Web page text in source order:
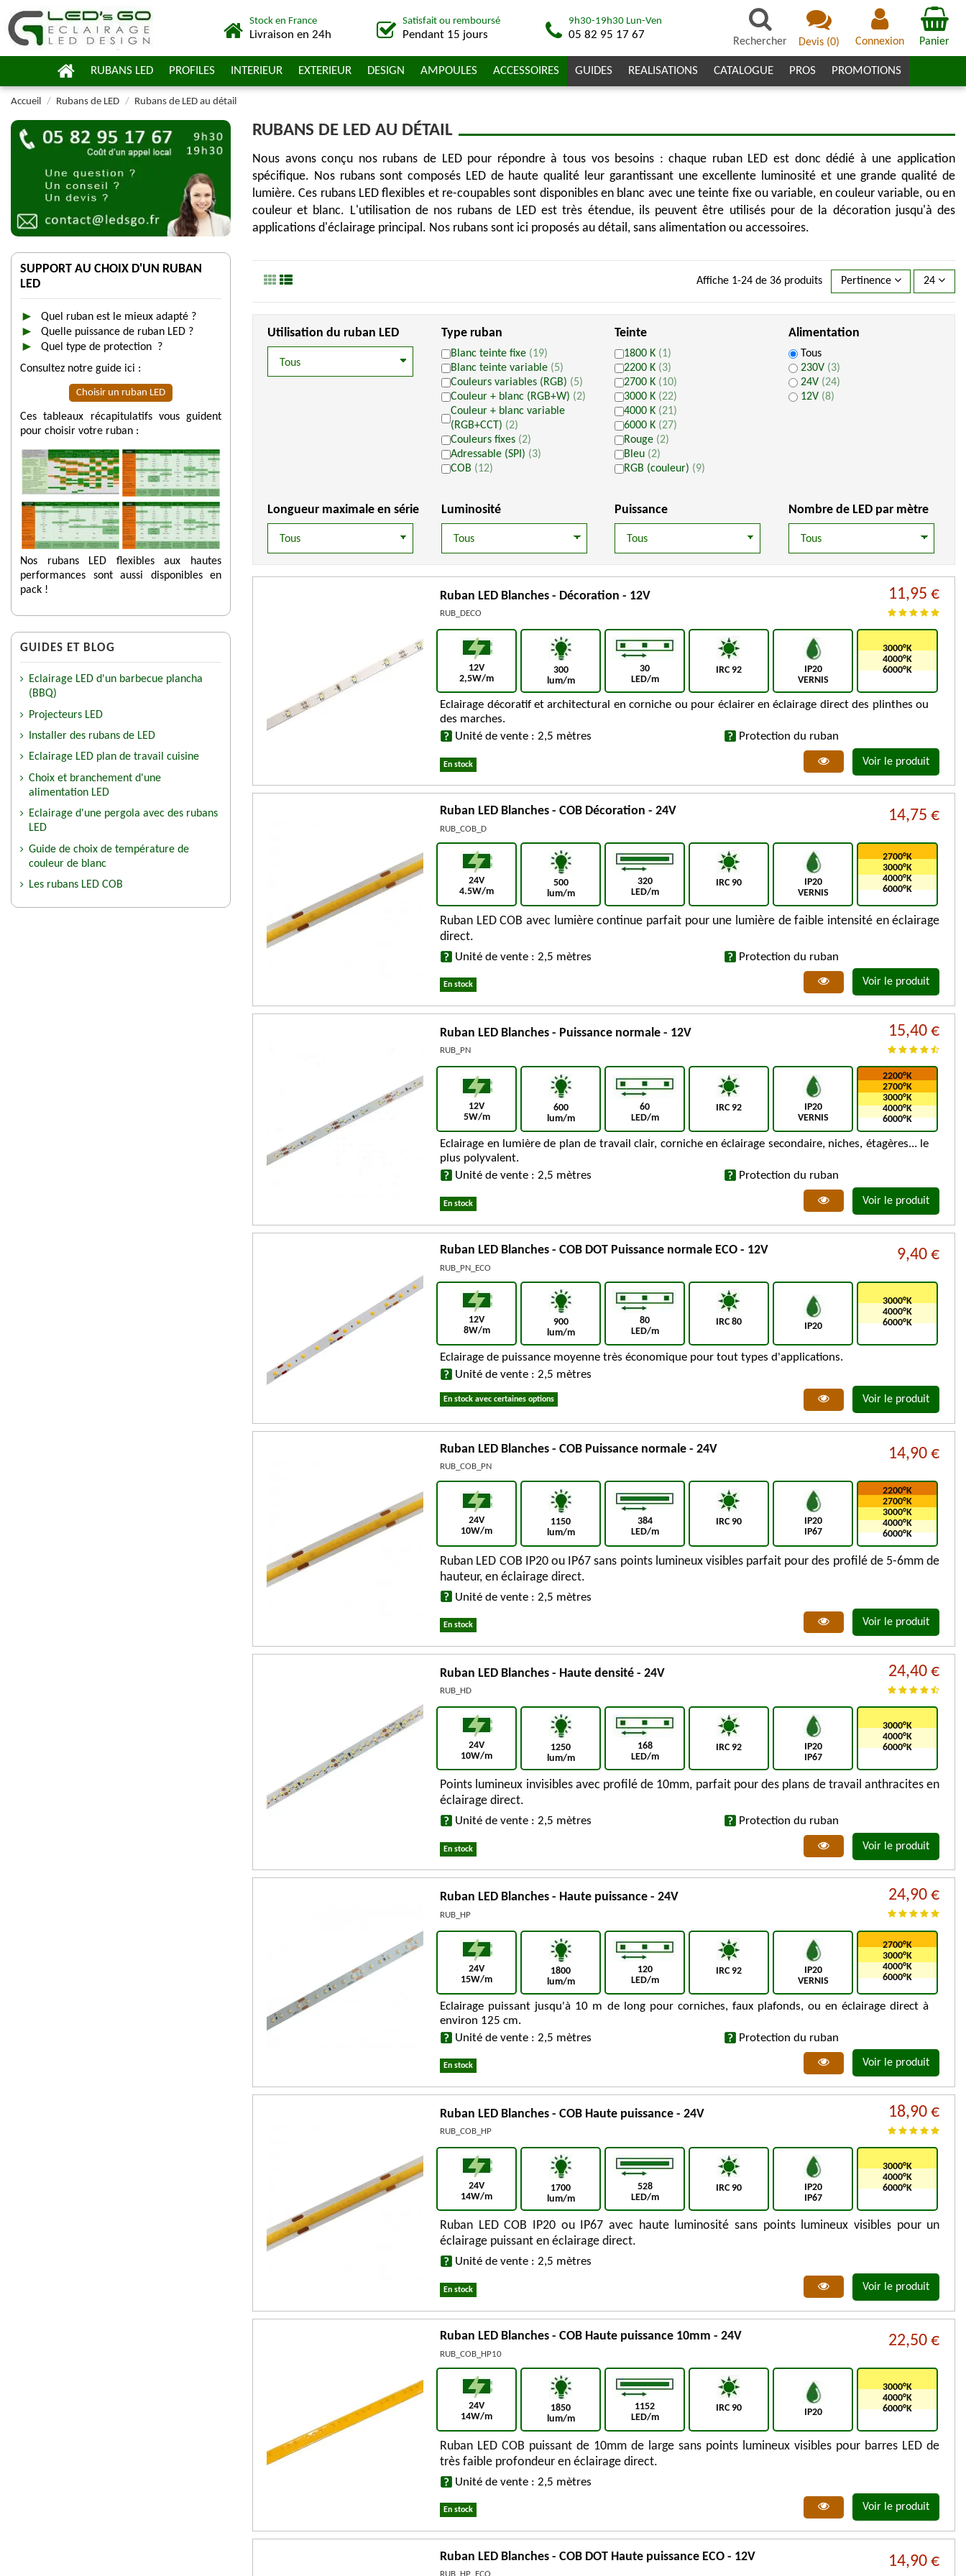
Stock en France
Livraison en 24h
Satisfait ou remboursé
Pendant 15 jours
9h30-19h30 Lun-Ven
05 82 95 17 67
Rechercher Devis (0) Connexion Panier
RUBANS LED PROFILES INTERIEUR EXTERIEUR DESIGN AMPOULES ACCESSOIRES GUIDES REALISATIONS CATALOGUE PROS PROMOTIONS
Accueil Rubans de LED Rubans de LED au détail
RUBANS DE LED AU DÉTAIL
Nous avons conçu nos rubans de LED pour répondre à tous vos besoins : chaque ruban LED est donc dédié à une application
spécifique. Nos rubans sont composés LED de haute qualité leur garantissant une excellente luminosité et une grande qualité de
lumière. Ces rubans LED flexibles et re-coupables sont disponibles en blanc avec une teinte fixe ou variable, en couleur variable, ou en
couleur et blanc. L'utilisation de nos rubans de LED est très étendue, ils peuvent être utilisés pour de la décoration jusqu'à des
applications d'éclairage principal. Nos rubans sont ici proposés au détail, sans alimentation ou accessoires.
Affiche 1-24 de 36 produits Pertinence 24
Utilisation du ruban LED Type ruban
Blanc teinte fixe (19)
Blanc teinte variable (5)
Couleurs variables (RGB) (5)
Couleur + blanc (RGB+W) (2)
Couleur + blanc variable
(RGB+CCT) (2)
Couleurs fixes (2)
Adressable (SPI) (3)
COB (12)
Teinte
1800 K (1)
2200 K (3)
2700 K (10)
3000 K (22)
4000 K (21)
6000 K (27)
Rouge (2)
Bleu (2)
RGB (couleur) (9)
Alimentation
Tous
230V (3)
24V (24)
12V (8)
Longueur maximale en série Luminosité Puissance Nombre de LED par mètre
Ruban LED Blanches - Décoration - 12V
RUB_DECO
11,95 €
12V
2,5W/m
300
lum/m
30
LED/m
IRC 92
IP20
VERNIS
3000°K
4000°K
6000°K
Eclairage décoratif et architectural en corniche ou pour éclairer en éclairage direct des plinthes ou
des marches.
Unité de vente : 2,5 mètres
Protection du ruban
En stock Voir le produit
Ruban LED Blanches - COB Décoration - 24V
RUB_COB_D
14,75 €
24V
4.5W/m
500
lum/m
320
LED/m
IRC 90
IP20
VERNIS
2700°K
3000°K
4000°K
6000°K
Ruban LED COB avec lumière continue parfait pour une lumière de faible intensité en éclairage
direct.
Unité de vente : 2,5 mètres
Protection du ruban
En stock Voir le produit
Ruban LED Blanches - Puissance normale - 12V
RUB_PN
15,40 €
12V
5W/m
600
lum/m
60
LED/m
IRC 92
IP20
VERNIS
2200°K
2700°K
3000°K
4000°K
6000°K
Eclairage en lumière de plan de travail clair, corniche en éclairage secondaire, niches, étagères... le
plus polyvalent.
Unité de vente : 2,5 mètres
Protection du ruban
En stock Voir le produit
Ruban LED Blanches - COB DOT Puissance normale ECO - 12V
RUB_PN_ECO
9,40 €
12V
8W/m
900
lum/m
80
LED/m
IRC 80 IP20
3000°K
4000°K
6000°K
Eclairage de puissance moyenne très économique pour tout types d'applications.
Unité de vente : 2,5 mètres
En stock avec certaines options Voir le produit
Ruban LED Blanches - COB Puissance normale - 24V
RUB_COB_PN
14,90 €
24V
10W/m
1150
lum/m
384
LED/m
IRC 90
IP20
IP67
2200°K
2700°K
3000°K
4000°K
6000°K
Ruban LED COB IP20 ou IP67 sans points lumineux visibles parfait pour des profilé de 5-6mm de
hauteur, en éclairage direct.
Unité de vente : 2,5 mètres
En stock Voir le produit
Ruban LED Blanches - Haute densité - 24V
RUB_HD
24,40 €
24V
10W/m
1250
lum/m
168
LED/m
IRC 92
IP20
IP67
3000°K
4000°K
6000°K
Points lumineux invisibles avec profilé de 10mm, parfait pour des plans de travail anthracites en
éclairage direct.
Unité de vente : 2,5 mètres
Protection du ruban
En stock Voir le produit
Ruban LED Blanches - Haute puissance - 24V
RUB_HP
24,90 €
24V
15W/m
1800
lum/m
120
LED/m
IRC 92
IP20
VERNIS
2700°K
3000°K
4000°K
6000°K
Eclairage puissant jusqu'à 10 m de long pour corniches, faux plafonds, ou en éclairage direct à
environ 125 cm.
Unité de vente : 2,5 mètres
Protection du ruban
En stock Voir le produit
Ruban LED Blanches - COB Haute puissance - 24V
RUB_COB_HP
18,90 €
24V
14W/m
1700
lum/m
528
LED/m
IRC 90
IP20
IP67
3000°K
4000°K
6000°K
Ruban LED COB IP20 ou IP67 avec haute luminosité sans points lumineux visibles pour un
éclairage puissant en éclairage direct.
Unité de vente : 2,5 mètres
En stock Voir le produit
Ruban LED Blanches - COB Haute puissance 10mm - 24V
RUB_COB_HP10
22,50 €
24V
14W/m
1850
lum/m
1152
LED/m
IRC 90 IP20
3000°K
4000°K
6000°K
Ruban LED COB puissant de 10mm de large sans points lumineux visibles pour barres LED de
très faible profondeur en éclairage direct.
Unité de vente : 2,5 mètres
En stock Voir le produit
Ruban LED Blanches - COB DOT Haute puissance ECO - 12V 14,90 €
SUPPORT AU CHOIX D'UN RUBAN
LED
Quel ruban est le mieux adapté ?
Quelle puissance de ruban LED ?
Quel type de protection ?
Consultez notre guide ici :
Choisir un ruban LED
Ces tableaux récapitulatifs vous guident
pour choisir votre ruban :
Nos rubans LED flexibles aux hautes
performances sont aussi disponibles en
pack !
GUIDES ET BLOG
Eclairage LED d'un barbecue plancha
(BBQ)
Projecteurs LED
Installer des rubans de LED
Eclairage LED plan de travail cuisine
Choix et branchement d'une
alimentation LED
Eclairage d'une pergola avec des rubans
LED
Guide de choix de température de
couleur de blanc
Les rubans LED COB